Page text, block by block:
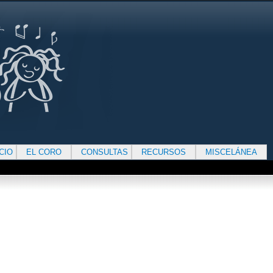
EL CORO CONSULTAS RECURSOS MISCELÁNEA